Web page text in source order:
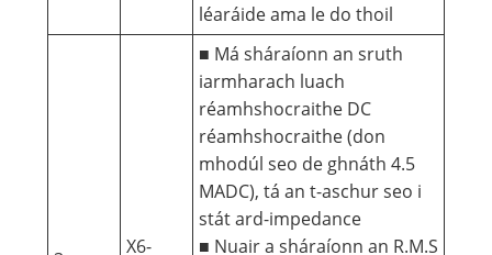
léaráide ama le do thoil
X6-
■ Má sháraíonn an sruth
iarmharach luach
réamhshocraithe DC
réamhshocraithe (don
mhodúl seo de ghnáth 4.5
MADC), tá an t-aschur seo i
stát ard-impedance
■ Nuair a sháraíonn an R.M.S